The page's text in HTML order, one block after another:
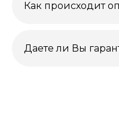
Как происходит
Даете ли Вы